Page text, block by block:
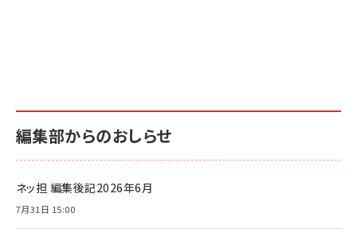
編集部からのおしらせ
ネッ担 編集後記2026年6月
7月31日 15:00